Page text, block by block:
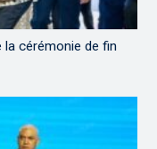
la cérémonie de fin